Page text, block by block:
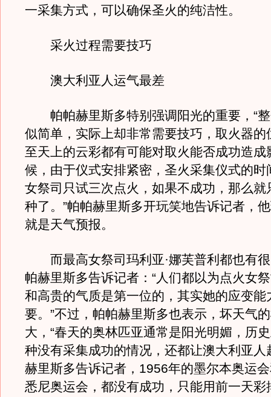
一采集方式，可以确保圣火的纯洁性。
采火过程需要技巧
澳大利亚人运气最差
帕帕赫里斯多特别强调阳光的重要，“整
似简单，实际上却非常需要技巧，取火器的
至天上的云彩都有可能对取火能否成功造成
候，由于仪式安排紧密，圣火采集仪式的时
女祭司只试三次点火，如果不成功，那么就
种了。”帕帕赫里斯多开玩笑地告诉记者，
就是天气预报。
而最高女祭司玛利亚·娜芙普利都也有很
帕赫里斯多告诉记者：“人们都以为点火女
和高贵的气质是第一位的，其实她的应变能
要。”不过，帕帕赫里斯多也表示，坏天气
大，“春天的奥林匹亚通常是阳光明媚，历
种没有采集成功的情况，还都让澳大利亚人
赫里斯多告诉记者，1956年的墨尔本奥运
悉尼奥运会，都没有成功，只能用前一天彩